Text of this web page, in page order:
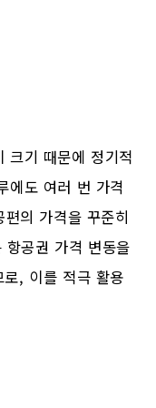
크기 때문에 정기적
에도 여러 번 가격
의 가격을 꾸준히
공권 가격 변동을
, 이를 적극 활용